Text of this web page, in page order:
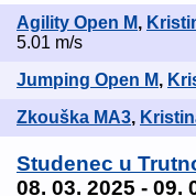
Agility Open M,
5.01 m/s
Jumping Open M,
Zkouška MA3,
Studenec u
08. 03. 2025 - 09.